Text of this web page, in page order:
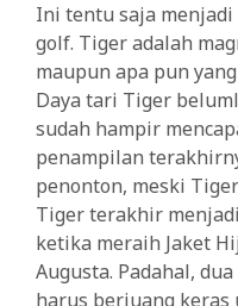
Ini tentu saja
golf. Tiger adalah
maupun apa pun
Daya tari Tiger
sudah hampir
penampilan
penonton, meski
Tiger terakhir
ketika meraih Jaket
Augusta. Padahal,
harus berjuang